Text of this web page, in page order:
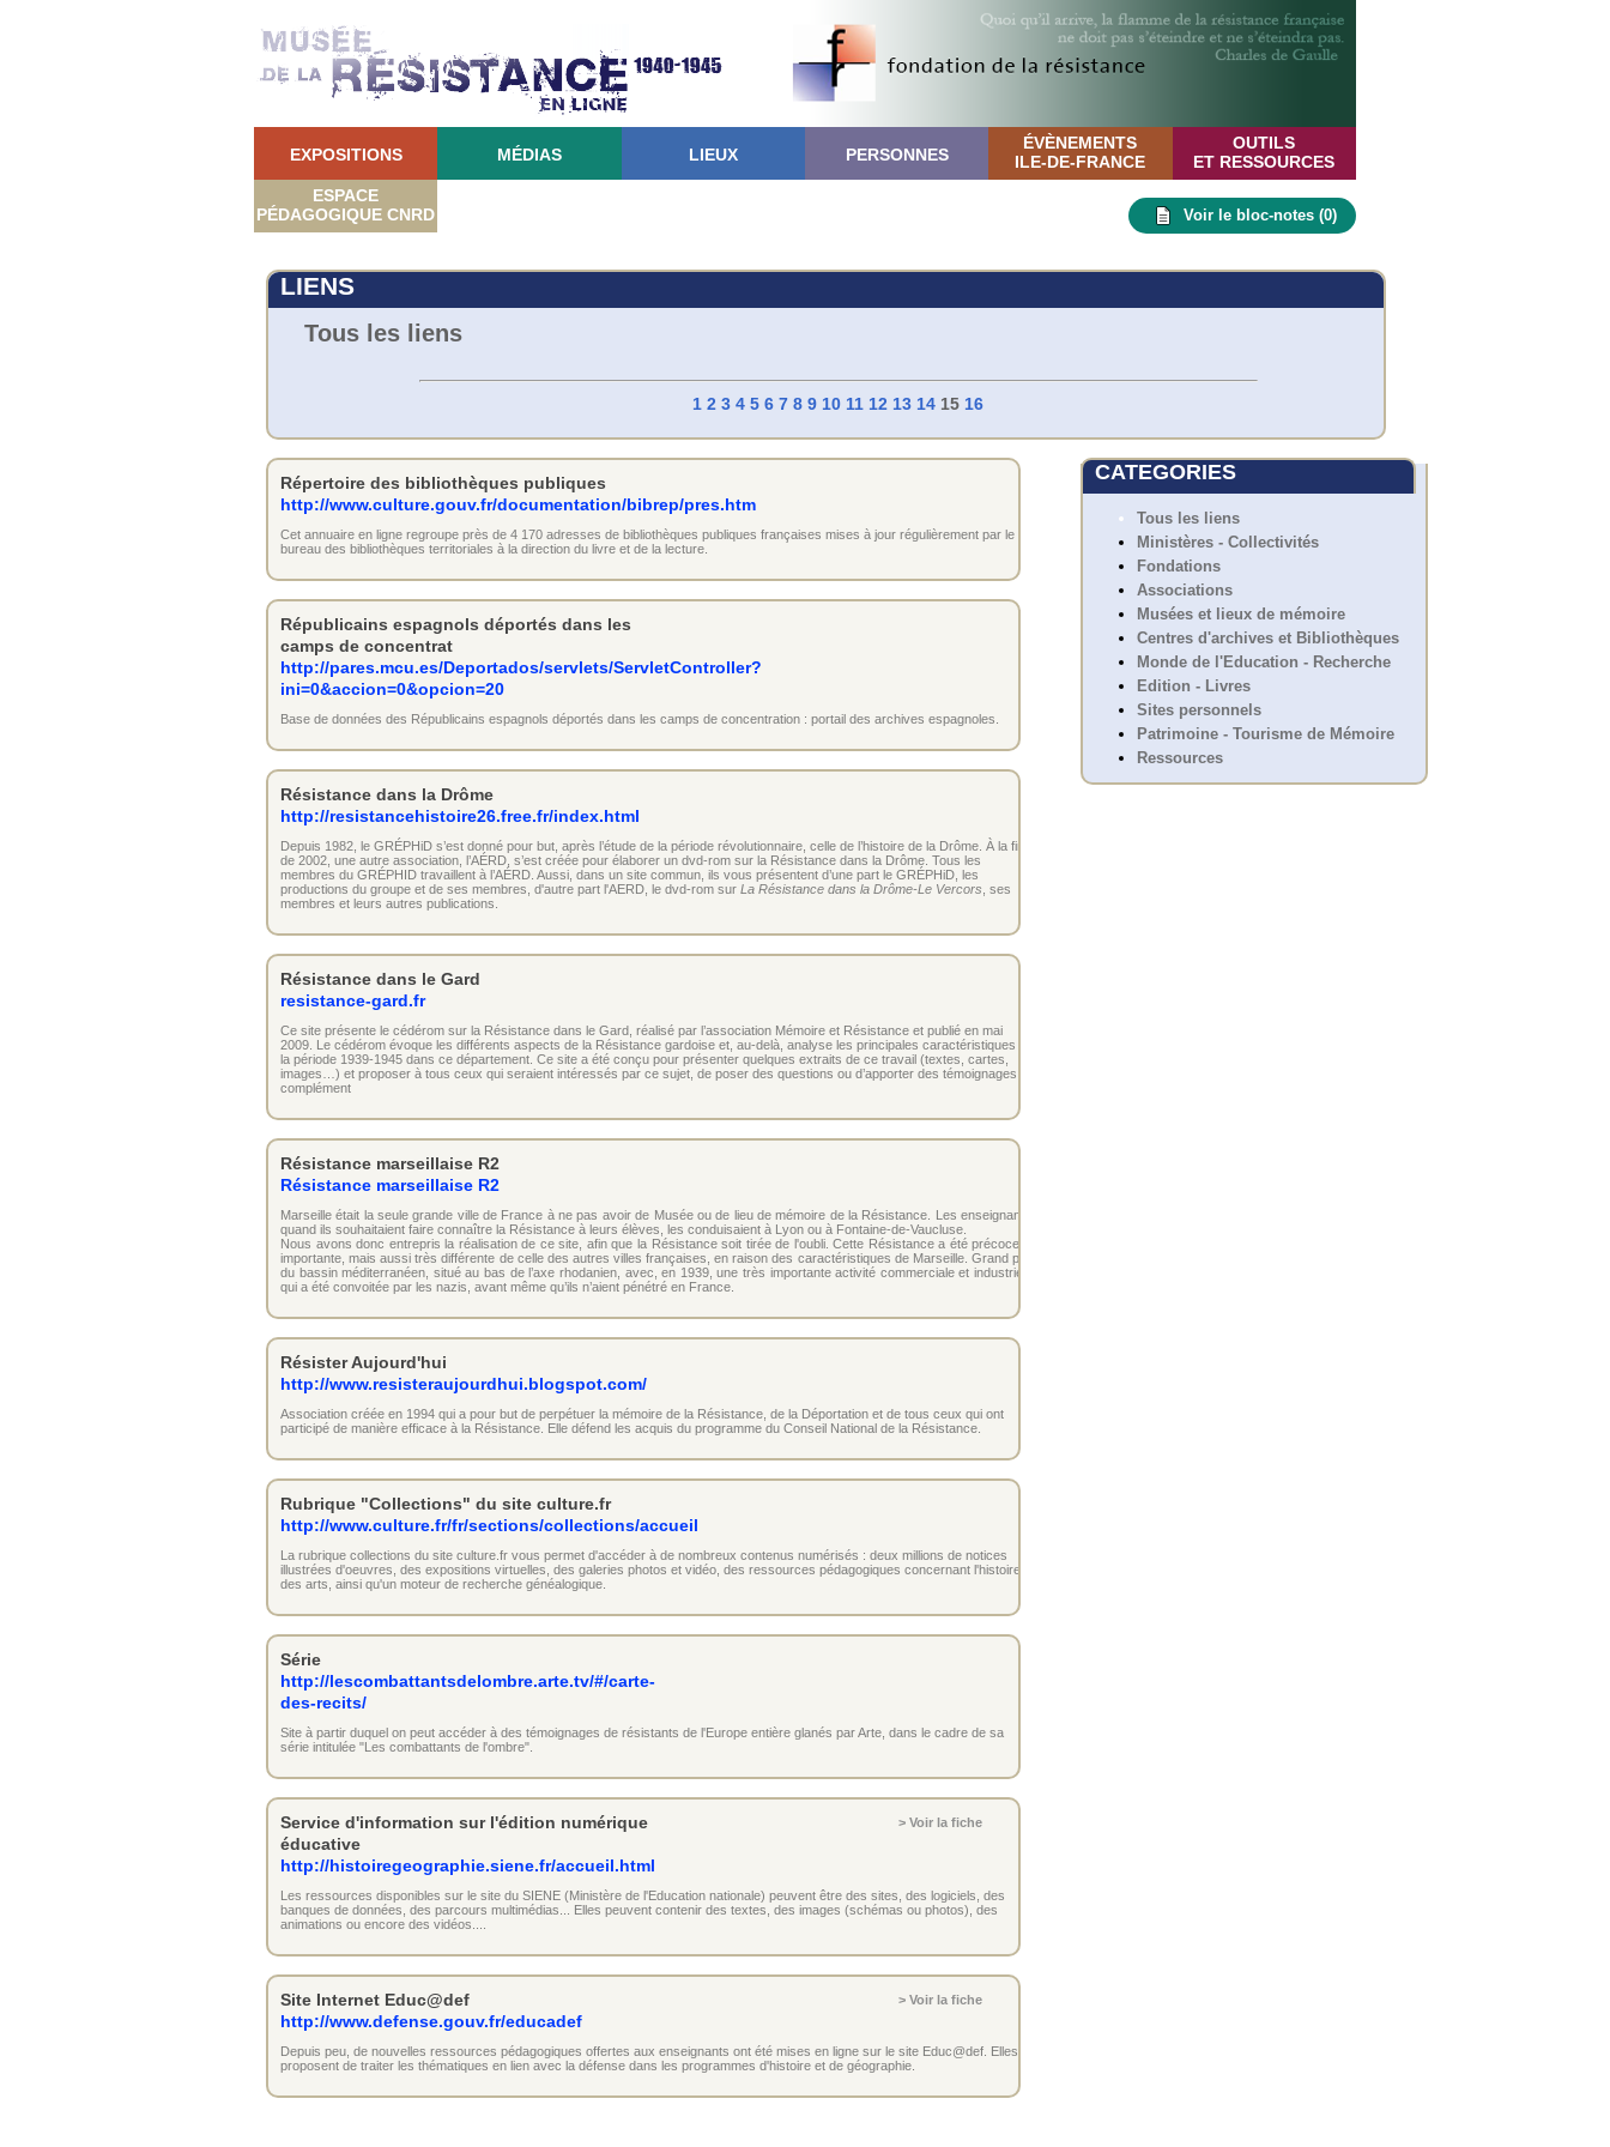
EXPOSITIONS MÉDIAS LIEUX PERSONNES
ÉVÈNEMENTS
ILE-DE-FRANCE
OUTILS
ET RESSOURCES
ESPACE
PÉDAGOGIQUE CNRD
Voir le bloc-notes (0)
LIENS
Tous les liens
1 2 3 4 5 6 7 8 9 10 11 12 13 14 15 16
Répertoire des bibliothèques publiques
http://www.culture.gouv.fr/documentation/bibrep/pres.htm
Cet annuaire en ligne regroupe près de 4 170 adresses de bibliothèques publiques françaises mises à jour régulièrement par le
bureau des bibliothèques territoriales à la direction du livre et de la lecture.
Républicains espagnols déportés dans les
camps de concentrat
http://pares.mcu.es/Deportados/servlets/ServletController?
ini=0&accion=0&opcion=20
Base de données des Républicains espagnols déportés dans les camps de concentration : portail des archives espagnoles.
Résistance dans la Drôme
http://resistancehistoire26.free.fr/index.html
Depuis 1982, le GRÉPHiD s’est donné pour but, après l’étude de la période révolutionnaire, celle de l’histoire de la Drôme. À la fin
de 2002, une autre association, l’AÉRD, s’est créée pour élaborer un dvd-rom sur la Résistance dans la Drôme. Tous les
membres du GRÉPHID travaillent à l’AÉRD. Aussi, dans un site commun, ils vous présentent d’une part le GRÉPHiD, les
productions du groupe et de ses membres, d'autre part l'AERD, le dvd-rom sur La Résistance dans la Drôme-Le Vercors , ses
membres et leurs autres publications.
Résistance dans le Gard
resistance-gard.fr
Ce site présente le cédérom sur la Résistance dans le Gard, réalisé par l’association Mémoire et Résistance et publié en mai
2009. Le cédérom évoque les différents aspects de la Résistance gardoise et, au-delà, analyse les principales caractéristiques de
la période 1939-1945 dans ce département. Ce site a été conçu pour présenter quelques extraits de ce travail (textes, cartes,
images…) et proposer à tous ceux qui seraient intéressés par ce sujet, de poser des questions ou d’apporter des témoignages
complément
Résistance marseillaise R2
Résistance marseillaise R2
Marseille était la seule grande ville de France à ne pas avoir de Musée ou de lieu de mémoire de la Résistance. Les enseignants,
quand ils souhaitaient faire connaître la Résistance à leurs élèves, les conduisaient à Lyon ou à Fontaine-de-Vaucluse.
Nous avons donc entrepris la réalisation de ce site, afin que la Résistance soit tirée de l'oubli. Cette Résistance a été précoce et
importante, mais aussi très différente de celle des autres villes françaises, en raison des caractéristiques de Marseille. Grand port
du bassin méditerranéen, situé au bas de l’axe rhodanien, avec, en 1939, une très importante activité commerciale et industrielle
qui a été convoitée par les nazis, avant même qu’ils n’aient pénétré en France.
Résister Aujourd'hui
http://www.resisteraujourdhui.blogspot.com/
Association créée en 1994 qui a pour but de perpétuer la mémoire de la Résistance, de la Déportation et de tous ceux qui ont
participé de manière efficace à la Résistance. Elle défend les acquis du programme du Conseil National de la Résistance.
Rubrique "Collections" du site culture.fr
http://www.culture.fr/fr/sections/collections/accueil
La rubrique collections du site culture.fr vous permet d'accéder à de nombreux contenus numérisés : deux millions de notices
illustrées d'oeuvres, des expositions virtuelles, des galeries photos et vidéo, des ressources pédagogiques concernant l'histoire
des arts, ainsi qu'un moteur de recherche généalogique.
Série
http://lescombattantsdelombre.arte.tv/#/carte-
des-recits/
Site à partir duquel on peut accéder à des témoignages de résistants de l'Europe entière glanés par Arte, dans le cadre de sa
série intitulée "Les combattants de l'ombre".
> Voir la fiche
Service d'information sur l'édition numérique
éducative
http://histoiregeographie.siene.fr/accueil.html
Les ressources disponibles sur le site du SIENE (Ministère de l'Education nationale) peuvent être des sites, des logiciels, des
banques de données, des parcours multimédias... Elles peuvent contenir des textes, des images (schémas ou photos), des
animations ou encore des vidéos....
> Voir la fiche
Site Internet Educ@def
http://www.defense.gouv.fr/educadef
Depuis peu, de nouvelles ressources pédagogiques offertes aux enseignants ont été mises en ligne sur le site Educ@def. Elles
proposent de traiter les thématiques en lien avec la défense dans les programmes d'histoire et de géographie.
CATEGORIES
Tous les liens
Ministères - Collectivités
Fondations
Associations
Musées et lieux de mémoire
Centres d'archives et Bibliothèques
Monde de l'Education - Recherche
Edition - Livres
Sites personnels
Patrimoine - Tourisme de Mémoire
Ressources